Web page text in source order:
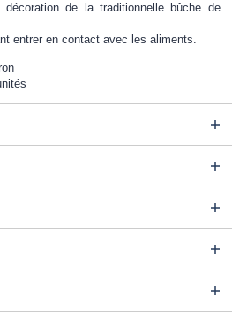
de la traditionnelle bûche de
entrer en contact avec les aliments.